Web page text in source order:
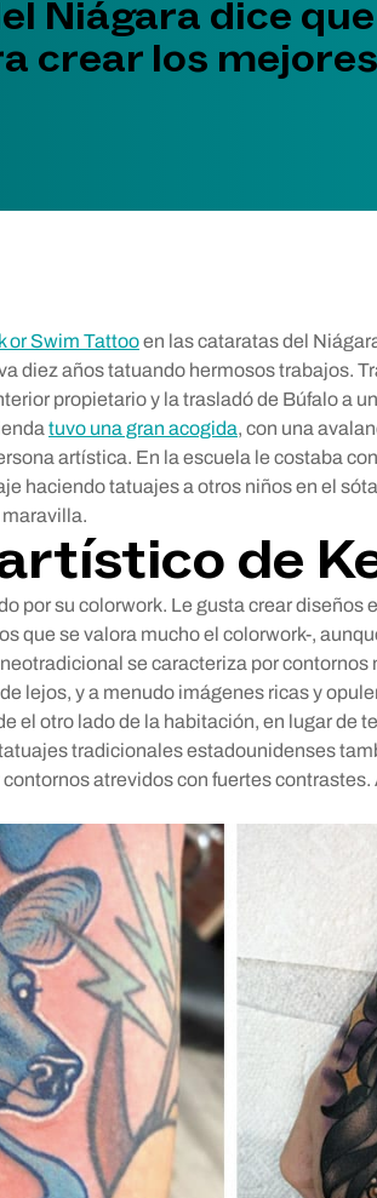
Niágara dice
crear los
or Swim Tattooen las cataratas del
diez años tatuando hermosos trabajos.
propietario y la trasladó de Búfalo a
tuvo una gran acogida, con una
artística. En la escuela le costaba
haciendo tatuajes a otros niños en el
maravilla.
de
por su colorwork. Le gusta crear diseños
que se valora mucho el colorwork-,
se caracteriza por contornos
lejos, y a menudo imágenes ricas y
el otro lado de la habitación, en lugar de
tradicionales estadounidenses
atrevidos con fuertes